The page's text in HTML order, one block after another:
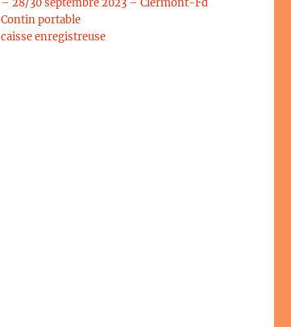
Contin portable
caisse enregistreuse